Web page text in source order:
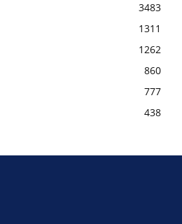
3483
1311
1262
860
777
438